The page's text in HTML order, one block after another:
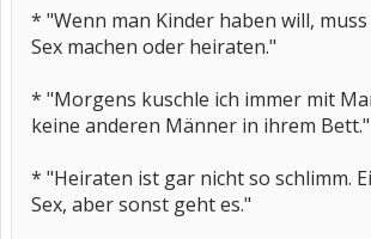
* "Wenn man Kinder haben will,
Sex machen oder heiraten."
* "Morgens kuschle ich immer mit
keine anderen Männer in ihrem Bett."
* "Heiraten ist gar nicht so schlimm.
Sex, aber sonst geht es."